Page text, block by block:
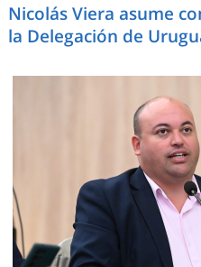
Nicolás Viera asume
la Delegación de